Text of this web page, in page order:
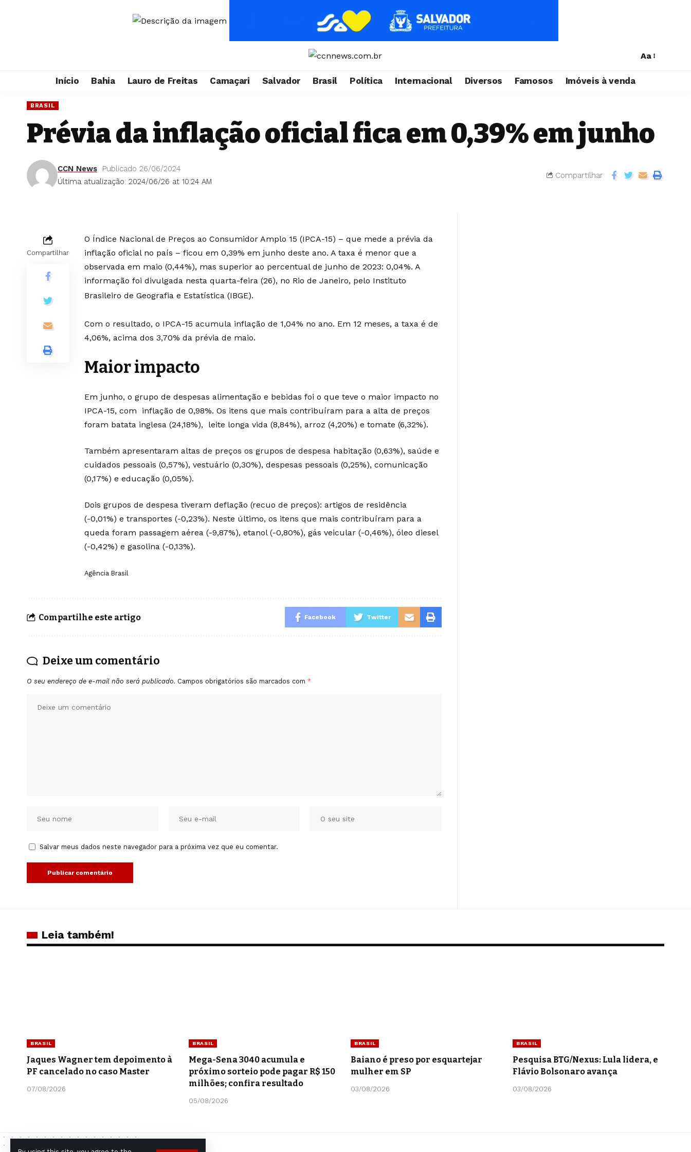
Aa
Início Bahia Lauro de Freitas Camaçari Salvador Brasil Política Internacional Diversos Famosos Imóveis à venda
BRASIL
Prévia da inflação oficial fica em 0,39% em junho
Última atualização: 2024/06/26 at 10:24 AM
CCN News Publicado 26/06/2024
Compartilhar
Compartilhar
O Índice Nacional de Preços ao Consumidor Amplo 15 (IPCA-15) – que mede a prévia da
inflação oficial no país – ficou em 0,39% em junho deste ano. A taxa é menor que a
observada em maio (0,44%), mas superior ao percentual de junho de 2023: 0,04%. A
informação foi divulgada nesta quarta-feira (26), no Rio de Janeiro, pelo Instituto
Brasileiro de Geografia e Estatística (IBGE).
Com o resultado, o IPCA-15 acumula inflação de 1,04% no ano. Em 12 meses, a taxa é de
4,06%, acima dos 3,70% da prévia de maio.
Maior impacto
Em junho, o grupo de despesas alimentação e bebidas foi o que teve o maior impacto no
IPCA-15, com inflação de 0,98%. Os itens que mais contribuíram para a alta de preços
foram batata inglesa (24,18%), leite longa vida (8,84%), arroz (4,20%) e tomate (6,32%).
Também apresentaram altas de preços os grupos de despesa habitação (0,63%), saúde e
cuidados pessoais (0,57%), vestuário (0,30%), despesas pessoais (0,25%), comunicação
(0,17%) e educação (0,05%).
Dois grupos de despesa tiveram deflação (recuo de preços): artigos de residência
(-0,01%) e transportes (-0,23%). Neste último, os itens que mais contribuíram para a
queda foram passagem aérea (-9,87%), etanol (-0,80%), gás veicular (-0,46%), óleo diesel
(-0,42%) e gasolina (-0,13%).
Agência Brasil
Compartilhe este artigo Facebook Twitter
Deixe um comentário
O seu endereço de e-mail não será publicado. Campos obrigatórios são marcados com *
Salvar meus dados neste navegador para a próxima vez que eu comentar.
Leia também!
BRASIL
Jaques Wagner tem depoimento à
PF cancelado no caso Master
07/08/2026
BRASIL
Mega-Sena 3040 acumula e
próximo sorteio pode pagar R$ 150
milhões; confira resultado
05/08/2026
BRASIL
Baiano é preso por esquartejar
mulher em SP
03/08/2026
BRASIL
Pesquisa BTG/Nexus: Lula lidera, e
Flávio Bolsonaro avança
03/08/2026